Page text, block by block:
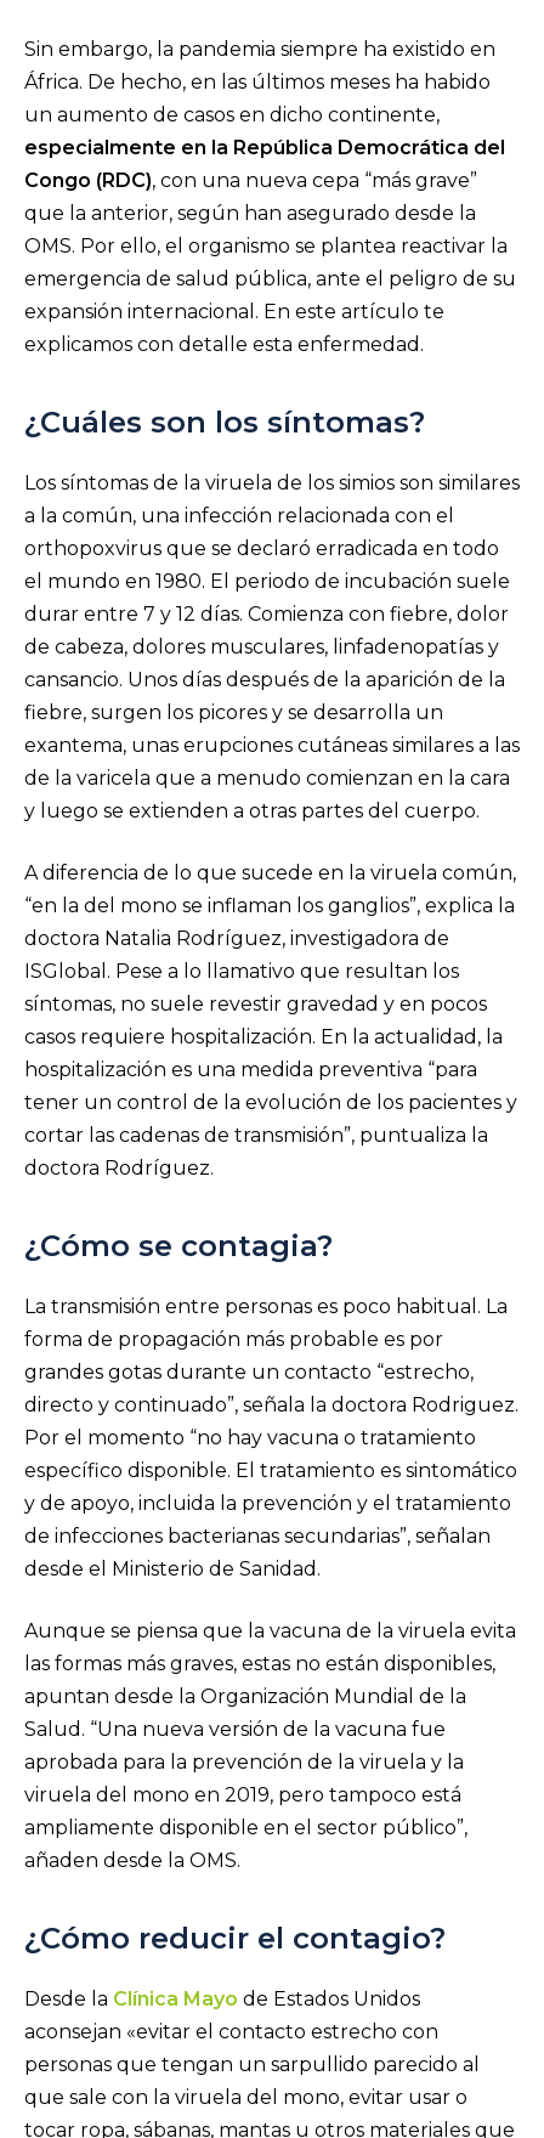
Sin embargo, la pandemia siempre ha existido en
África. De hecho, en las últimos meses ha habido
un aumento de casos en dicho continente,
especialmente en la República Democrática del
Congo (RDC), con una nueva cepa “más grave”
que la anterior, según han asegurado desde la
OMS. Por ello, el organismo se plantea reactivar la
emergencia de salud pública, ante el peligro de su
expansión internacional. En este artículo te
explicamos con detalle esta enfermedad.
¿Cuáles son los síntomas?
Los síntomas de la viruela de los simios son similares
a la común, una infección relacionada con el
orthopoxvirus que se declaró erradicada en todo
el mundo en 1980. El periodo de incubación suele
durar entre 7 y 12 días. Comienza con fiebre, dolor
de cabeza, dolores musculares, linfadenopatías y
cansancio. Unos días después de la aparición de la
fiebre, surgen los picores y se desarrolla un
exantema, unas erupciones cutáneas similares a las
de la varicela que a menudo comienzan en la cara
y luego se extienden a otras partes del cuerpo.
A diferencia de lo que sucede en la viruela común,
“en la del mono se inflaman los ganglios”, explica la
doctora Natalia Rodríguez, investigadora de
ISGlobal. Pese a lo llamativo que resultan los
síntomas, no suele revestir gravedad y en pocos
casos requiere hospitalización. En la actualidad, la
hospitalización es una medida preventiva “para
tener un control de la evolución de los pacientes y
cortar las cadenas de transmisión”, puntualiza la
doctora Rodríguez.
¿Cómo se contagia?
La transmisión entre personas es poco habitual. La
forma de propagación más probable es por
grandes gotas durante un contacto “estrecho,
directo y continuado”, señala la doctora Rodriguez.
Por el momento “no hay vacuna o tratamiento
específico disponible. El tratamiento es sintomático
y de apoyo, incluida la prevención y el tratamiento
de infecciones bacterianas secundarias”, señalan
desde el Ministerio de Sanidad.
Aunque se piensa que la vacuna de la viruela evita
las formas más graves, estas no están disponibles,
apuntan desde la Organización Mundial de la
Salud. “Una nueva versión de la vacuna fue
aprobada para la prevención de la viruela y la
viruela del mono en 2019, pero tampoco está
ampliamente disponible en el sector público”,
añaden desde la OMS.
¿Cómo reducir el contagio?
Desde la Clínica Mayo de Estados Unidos
aconsejan «evitar el contacto estrecho con
personas que tengan un sarpullido parecido al
que sale con la viruela del mono, evitar usar o
tocar ropa, sábanas, mantas u otros materiales que